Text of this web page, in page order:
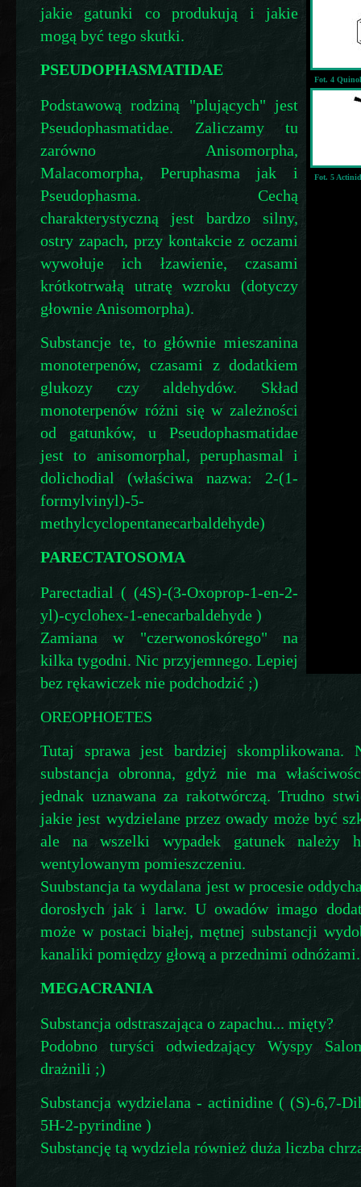
Fot. 4
Fot. 5
jakie gatunki co produkują i jakie
mogą być tego skutki.
PSEUDOPHASMATIDAE
Podstawową rodziną "plujących" jest
Pseudophasmatidae. Zaliczamy tu
zarówno Anisomorpha,
Malacomorpha, Peruphasma jak i
Pseudophasma. Cechą
charakterystyczną jest bardzo silny,
ostry zapach, przy kontakcie z oczami
wywołuje ich łzawienie, czasami
krótkotrwałą utratę wzroku (dotyczy
głownie Anisomorpha).
Substancje te, to głównie mieszanina
monoterpenów, czasami z dodatkiem
glukozy czy aldehydów. Skład
monoterpenów różni się w zależności
od gatunków, u Pseudophasmatidae
jest to anisomorphal, peruphasmal i
dolichodial (właściwa nazwa: 2-(1-
formylvinyl)-5-
methylcyclopentanecarbaldehyde)
PARECTATOSOMA
Parectadial ( (4S)-(3-Oxoprop-1-en-2-
yl)-cyclohex-1-enecarbaldehyde )
Zamiana w "czerwonoskórego" na
kilka tygodni. Nic przyjemnego. Lepiej
bez rękawiczek nie podchodzić ;)
OREOPHOETES
Tutaj sprawa jest bardziej skomplikowana.
substancja obronna, gdyż nie ma
jednak uznawana za rakotwórczą. Trudno
jakie jest wydzielane przez owady może być
ale na wszelki wypadek gatunek należy
wentylowanym pomieszczeniu.
Suubstancja ta wydalana jest w procesie
dorosłych jak i larw. U owadów imago
może w postaci białej, mętnej substancji
kanaliki pomiędzy głową a przednimi odnóżami.
MEGACRANIA
Substancja odstraszająca o zapachu... mięty?
Podobno turyści odwiedzający Wyspy
drażnili ;)
Substancja wydzielana - actinidine ( (S)-6,7-
5H-2-pyrindine )
Substancję tą wydziela również duża liczba